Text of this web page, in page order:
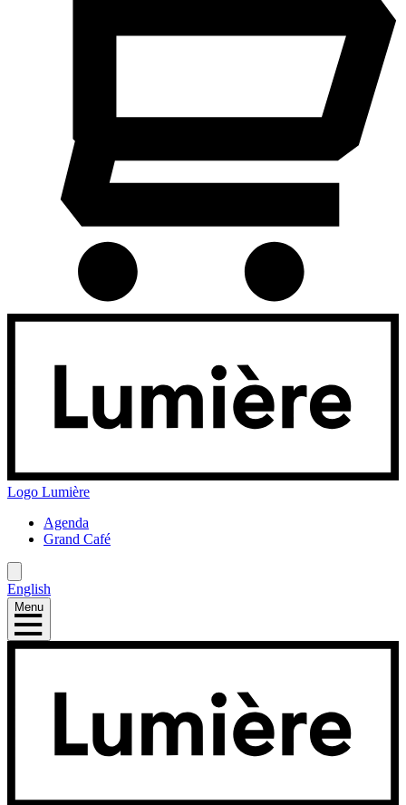
Logo Lumière
Agenda
Grand Café
English
Menu